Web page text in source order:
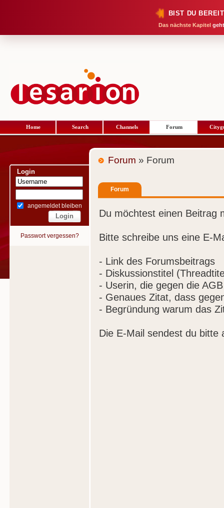
BIST DU
Das nächste Kapitel
Home Search Channels Forum
Login
angemeldet bleiben
Passwort vergessen?
Forum » Forum
Forum
Du möchtest einen Beitrag
Bitte schreibe uns eine E-
- Link des Forumsbeitrags
- Diskussionstitel
- Userin, die gegen die
- Genaues Zitat, dass
- Begründung warum das
Die E-Mail sendest du bitte